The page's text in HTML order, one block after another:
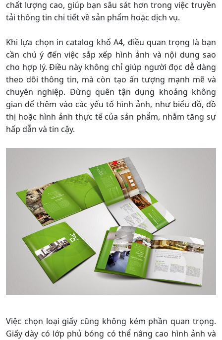
chất lượng cao, giúp bạn sâu sát hơn trong việc truyền
tải thông tin chi tiết về sản phẩm hoặc dịch vụ.
Khi lựa chọn in catalog khổ A4, điều quan trọng là bạn
cần chú ý đến việc sắp xếp hình ảnh và nội dung sao
cho hợp lý. Điều này không chỉ giúp người đọc dễ dàng
theo dõi thông tin, mà còn tạo ấn tượng mạnh mẽ và
chuyên nghiệp. Đừng quên tận dụng khoảng không
gian để thêm vào các yếu tố hình ảnh, như biểu đồ, đồ
thị hoặc hình ảnh thực tế của sản phẩm, nhằm tăng sự
hấp dẫn và tin cậy.
Việc chọn loại giấy cũng không kém phần quan trọng.
Giấy dày có lớp phủ bóng có thể nâng cao hình ảnh và